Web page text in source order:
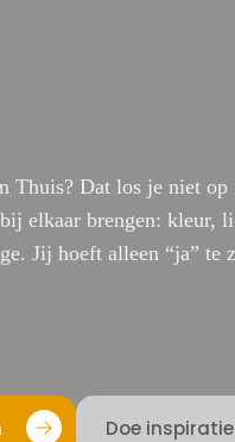
Thuis? Dat los je niet
elkaar brengen: kleur,
Jij hoeft alleen “ja” te
Doe